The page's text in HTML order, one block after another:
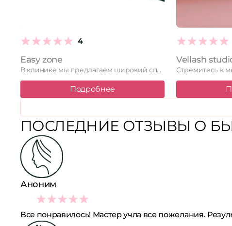
4
Easy zone
В клинике мы предлагаем широкий спектр услуг по массажу и …
Подробнее
Vellash
ПОСЛЕДНИЕ ОТЗЫВЫ О
Аноним
5
Все понравилось! Мастер учла все пожелания.